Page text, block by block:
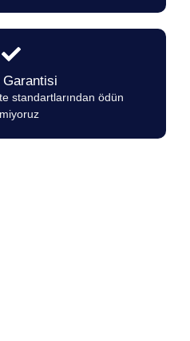
Garantisi
standartlarından ödün